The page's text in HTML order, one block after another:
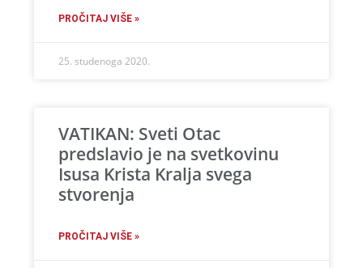
PROČITAJ VIŠE »
25. studenoga 2020.
VATIKAN: Sveti Otac
predslavio je na svetkovinu
Isusa Krista Kralja svega
stvorenja
PROČITAJ VIŠE »